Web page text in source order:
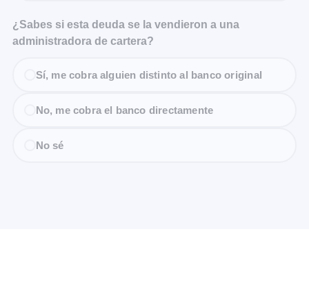
¿Sabes si esta deuda se la vendieron a una
administradora de cartera?
Sí, me cobra alguien distinto al banco original
No, me cobra el banco directamente
No sé